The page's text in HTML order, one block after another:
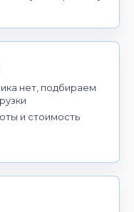
нет, подбираем
и стоимость